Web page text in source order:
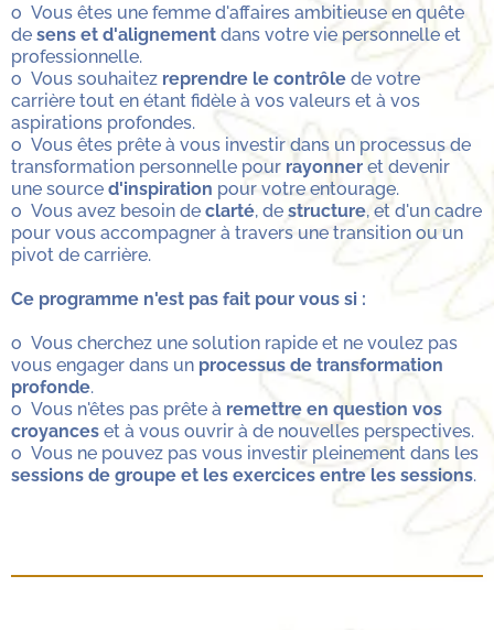
o Vous êtes une femme d'affaires ambitieuse en quête
de sens et d'alignement dans votre vie personnelle et
professionnelle.
o Vous souhaitez reprendre le contrôle de votre
carrière tout en étant fidèle à vos valeurs et à vos
aspirations profondes.
o Vous êtes prête à vous investir dans un processus de
transformation personnelle pour rayonner et devenir
une source d'inspiration pour votre entourage.
o Vous avez besoin de clarté, de structure, et d'un cadre
pour vous accompagner à travers une transition ou un
pivot de carrière.
Ce programme n'est pas fait pour vous si :
o Vous cherchez une solution rapide et ne voulez pas
vous engager dans un processus de transformation
profonde.
o Vous n'êtes pas prête à remettre en question vos
croyances et à vous ouvrir à de nouvelles perspectives.
o Vous ne pouvez pas vous investir pleinement dans les
sessions de groupe et les exercices entre les sessions.